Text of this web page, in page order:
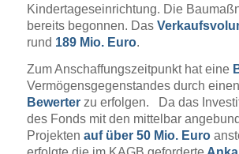
Kindertageseinrichtung. Die
bereits begonnen. Das
rund 189 Mio. Euro.
Zum Anschaffungszeitpunkt hat eine
Vermögensgegenstandes durch einen
Bewerterzu erfolgen. Da das
des Fonds mit den mittelbar
Projekten auf über 50 Mio. Euro